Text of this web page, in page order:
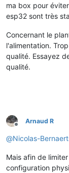
ma box pour
esp32 sont très
Concernant le
l'alimentation.
qualité. Essayez
qualité.
Offline
Arnaud R
@Nicolas-
Mais afin de
configuration